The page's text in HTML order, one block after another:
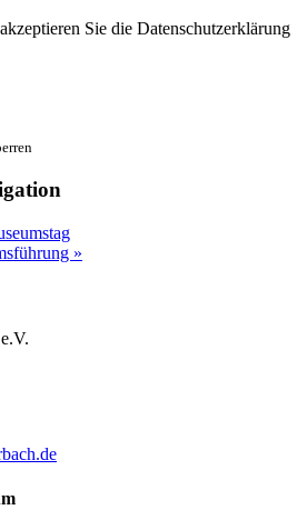
Sie die Datenschutzerklärung
»